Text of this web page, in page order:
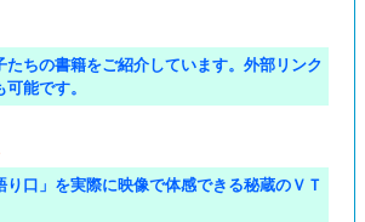
たちの書籍をご紹介しています。外部リンク
能です。
り口」を実際に映像で体感できる秘蔵のＶＴ